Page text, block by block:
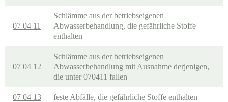
07 04 11
Schlämme aus der betriebseigenen
Abwasserbehandlung, die gefährliche Stoffe
enthalten
07 04 12
Schlämme aus der betriebseigenen
Abwasserbehandlung mit Ausnahme derjenigen,
die unter 070411 fallen
07 04 13 feste Abfälle, die gefährliche Stoffe enthalten